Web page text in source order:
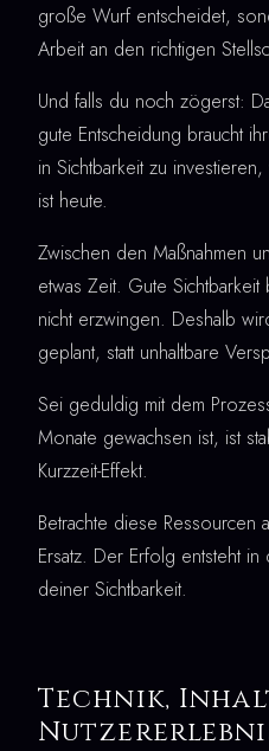
große Wurf entscheidet,
Arbeit an den richtigen
Und falls du noch zögerst:
gute Entscheidung braucht
in Sichtbarkeit zu
ist heute.
Zwischen den Maßnahmen
etwas Zeit. Gute Sichtbarkeit
nicht erzwingen. Deshalb
geplant, statt unhaltbare
Sei geduldig mit dem
Monate gewachsen ist, ist
Kurzzeit-Effekt.
Betrachte diese Ressourcen
Ersatz. Der Erfolg entsteht
deiner Sichtbarkeit.
Technik,